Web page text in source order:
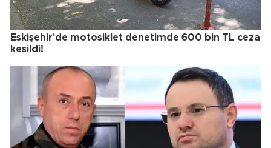
Eskişehir'de motosiklet denetimde 600 bin TL ceza
kesildi!